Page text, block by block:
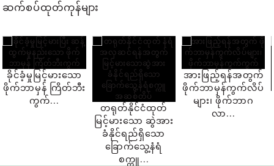
ဆက်စပ်ထုတ်ကုန်များ
ခိုင်ခံ့မှုမြင့်မားသော
ဖိုက်ဘာမှန် ကြိတ်ဘီး
ကွက်...
တရုတ်နိုင်ငံထုတ်
မြင့်မားသော ဆွဲအား
ခံနိုင်ရည်ရှိသော
ခြောက်သွေ့နံရံ
စက္ကူ...
အားဖြည့်ရန်အတွက်
ဖိုက်ဘာမှန်ကွက်လိပ်
များ၊ ဖိုက်ဘာဂ
လာ...